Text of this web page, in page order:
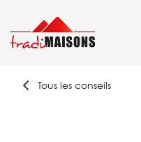
Tous les conseils